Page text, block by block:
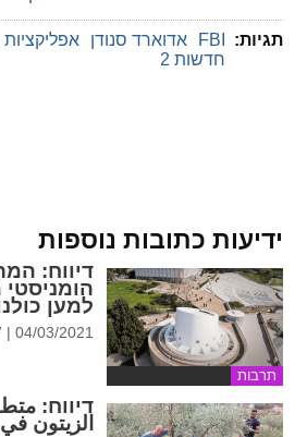
תגיות: FBI אדוארד סנודן
חדשות 2
ידיעות כתובות נוספות
תרבות
דיווח:
למען
04/03/2021 | 08:47
דיווח:
الزيتون